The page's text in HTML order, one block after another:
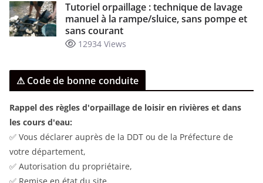
Tutoriel orpaillage : technique de lavage
manuel à la rampe/sluice, sans pompe et
sans courant
12934 Views
⚠ Code de bonne conduite
Rappel des règles d'orpaillage de loisir en rivières et dans
les cours d'eau:
✅ Vous déclarer auprès de la DDT ou de la Préfecture de
votre département,
✅ Autorisation du propriétaire,